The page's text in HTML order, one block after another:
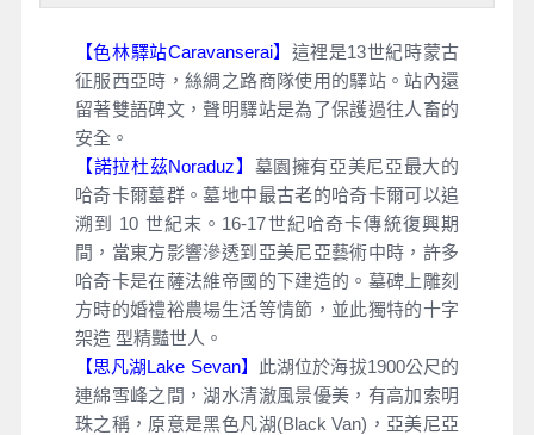
【色林驛站Caravanserai】 這裡是13世紀時蒙古
征服西亞時，絲綢之路商隊使用的驛站。站內還
留著雙語碑文，聲明驛站是為了保護過往人畜的
安全。
【諾拉杜茲Noraduz】 墓園擁有亞美尼亞最大的
哈奇卡爾墓群。墓地中最古老的哈奇卡爾可以追
溯到 10 世紀末。16-17世紀哈奇卡傳統復興期
間，當東方影響滲透到亞美尼亞藝術中時，許多
哈奇卡是在薩法維帝國的下建造的。墓碑上雕刻
方時的婚禮裕農場生活等情節，並此獨特的十字
架造 型精豔世人。
【思凡湖Lake Sevan】
此湖位於海拔1900公尺的
連綿雪峰之間，湖水清澈風景優美，有高加索明
珠之稱，原意是黑色凡湖(Black Van)，亞美尼亞